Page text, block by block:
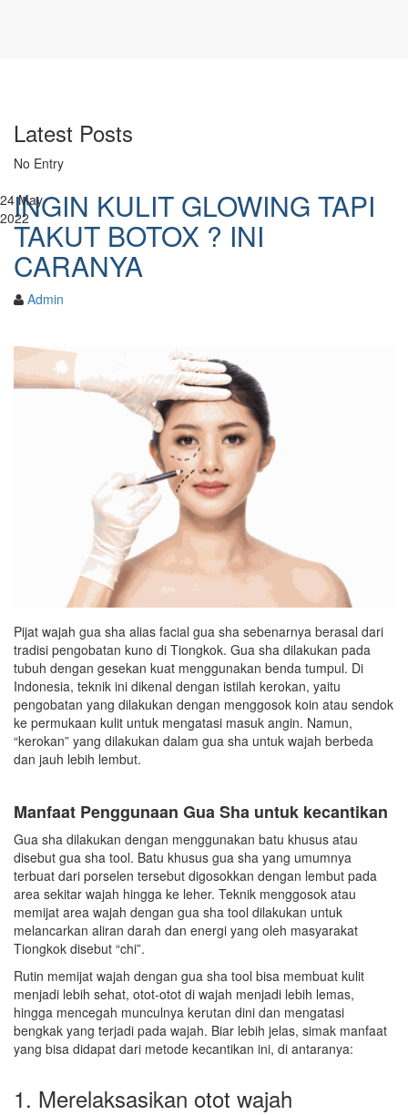
Latest Posts
No Entry
24May
2022INGIN KULIT GLOWING TAPI
TAKUT BOTOX ? INI
CARANYA
Admin
Pijat wajah gua sha alias facial gua sha sebenarnya berasal dari
tradisi pengobatan kuno di Tiongkok. Gua sha dilakukan pada
tubuh dengan gesekan kuat menggunakan benda tumpul. Di
Indonesia, teknik ini dikenal dengan istilah kerokan, yaitu
pengobatan yang dilakukan dengan menggosok koin atau sendok
ke permukaan kulit untuk mengatasi masuk angin. Namun,
“kerokan” yang dilakukan dalam gua sha untuk wajah berbeda
dan jauh lebih lembut.
Manfaat Penggunaan Gua Sha untuk kecantikan
Gua sha dilakukan dengan menggunakan batu khusus atau
disebut gua sha tool. Batu khusus gua sha yang umumnya
terbuat dari porselen tersebut digosokkan dengan lembut pada
area sekitar wajah hingga ke leher. Teknik menggosok atau
memijat area wajah dengan gua sha tool dilakukan untuk
melancarkan aliran darah dan energi yang oleh masyarakat
Tiongkok disebut “chi”.
Rutin memijat wajah dengan gua sha tool bisa membuat kulit
menjadi lebih sehat, otot-otot di wajah menjadi lebih lemas,
hingga mencegah munculnya kerutan dini dan mengatasi
bengkak yang terjadi pada wajah. Biar lebih jelas, simak manfaat
yang bisa didapat dari metode kecantikan ini, di antaranya:
1. Merelaksasikan otot wajah